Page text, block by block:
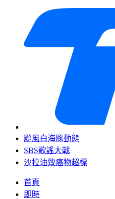
颱風白海豚動態
SBS歌謠大戰
沙拉油致癌物超標
首頁
即時